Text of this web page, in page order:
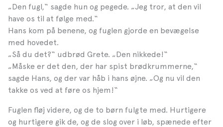
„Den fugl,“ sagde hun og pegede. „Jeg tror, at den vil
have os til at følge med.“
Hans kom på benene, og fuglen gjorde en bevægelse
med hovedet.
„Så du det?“ udbrød Grete. „Den nikkede!“
„Måske er det den, der har spist brødkrummerne,“
sagde Hans, og der var håb i hans øjne. „Og nu vil den
takke os ved at føre os hjem!“
Fuglen fløj videre, og de to børn fulgte med. Hurtigere
og hurtigere gik de, og de slog over i løb, spænede efter